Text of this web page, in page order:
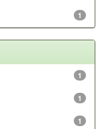
1
1
1
1